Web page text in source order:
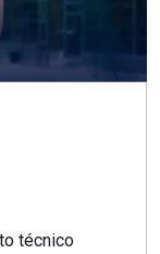
técnico